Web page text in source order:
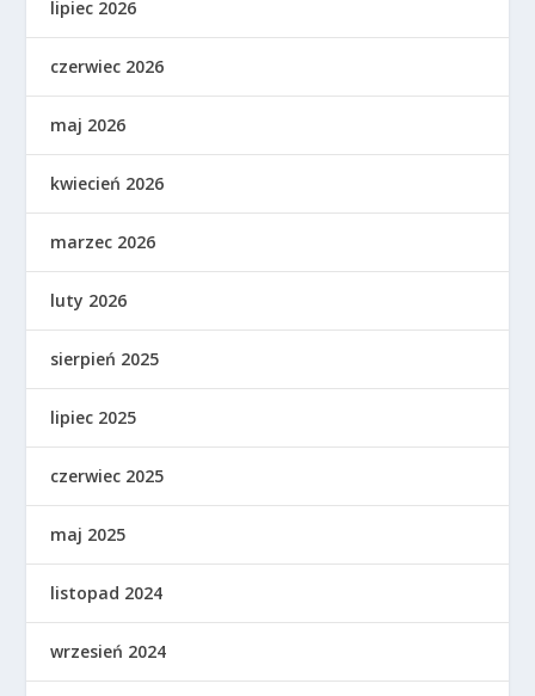
lipiec 2026
czerwiec 2026
maj 2026
kwiecień 2026
marzec 2026
luty 2026
sierpień 2025
lipiec 2025
czerwiec 2025
maj 2025
listopad 2024
wrzesień 2024